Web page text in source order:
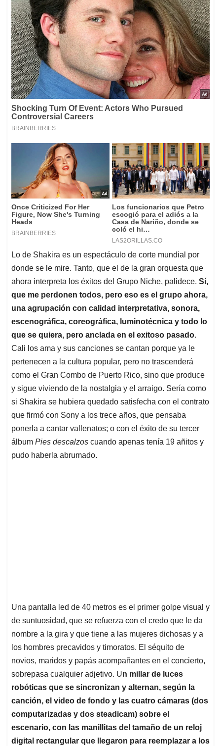
Lo de Shakira es un espectáculo de corte mundial por
donde se le mire. Tanto, que el de la gran orquesta que
ahora interpreta los éxitos del Grupo Niche, palidece. Sí,
que me perdonen todos, pero eso es el grupo ahora,
una agrupación con calidad interpretativa, sonora,
escenográfica, coreográfica, luminotécnica y todo lo
que se quiera, pero anclada en el exitoso pasado.
Cali los ama y sus canciones se cantan porque ya le
pertenecen a la cultura popular, pero no trascenderá
como el Gran Combo de Puerto Rico, sino que produce
y sigue viviendo de la nostalgia y el arraigo. Sería como
si Shakira se hubiera quedado satisfecha con el contrato
que firmó con Sony a los trece años, que pensaba
ponerla a cantar vallenatos; o con el éxito de su tercer
álbum Pies descalzos cuando apenas tenía 19 añitos y
pudo haberla abrumado.
Una pantalla led de 40 metros es el primer golpe visual y
de suntuosidad, que se refuerza con el credo que le da
nombre a la gira y que tiene a las mujeres dichosas y a
los hombres precavidos y timoratos. El séquito de
novios, maridos y papás acompañantes en el concierto,
sobrepasa cualquier adjetivo. Un millar de luces
robóticas que se sincronizan y alternan, según la
canción, el video de fondo y las cuatro cámaras (dos
computarizadas y dos steadicam) sobre el
escenario, con las manillitas del tamaño de un reloj
digital rectangular que llegaron para reemplazar a los